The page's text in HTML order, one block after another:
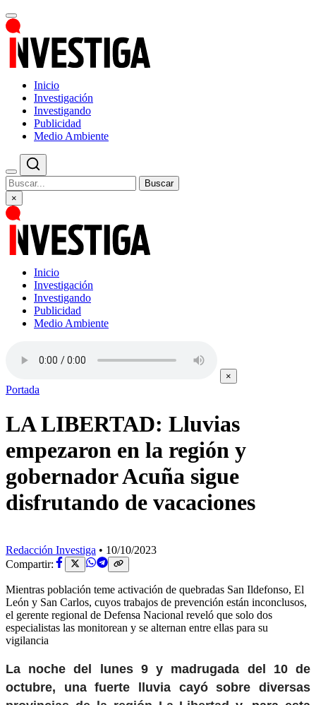
Inicio
Investigación
Investigando
Publicidad
Medio Ambiente
Buscar
×
Inicio
Investigación
Investigando
Publicidad
Medio Ambiente
×
Portada
LA LIBERTAD: Lluvias
empezaron en la región y
gobernador Acuña sigue
disfrutando de vacaciones
Redacción Investiga • 10/10/2023
Compartir:
Mientras población teme activación de quebradas San Ildefonso, El
León y San Carlos, cuyos trabajos de prevención están inconclusos,
el gerente regional de Defensa Nacional reveló que solo dos
especialistas las monitorean y se alternan entre ellas para su
vigilancia
La noche del lunes 9 y madrugada del 10 de
octubre, una fuerte lluvia cayó sobre diversas